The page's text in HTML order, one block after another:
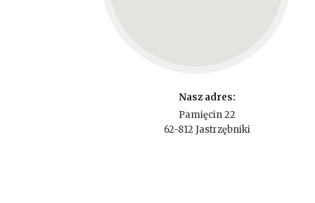
Nasz adres:
Pamięcin 22
62-812 Jastrzębniki